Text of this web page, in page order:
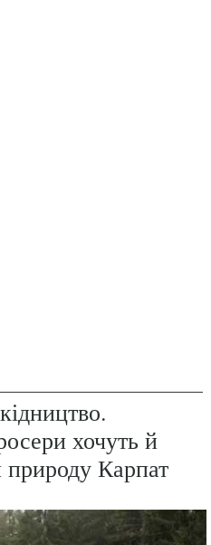
хочуть й
природу Карпат